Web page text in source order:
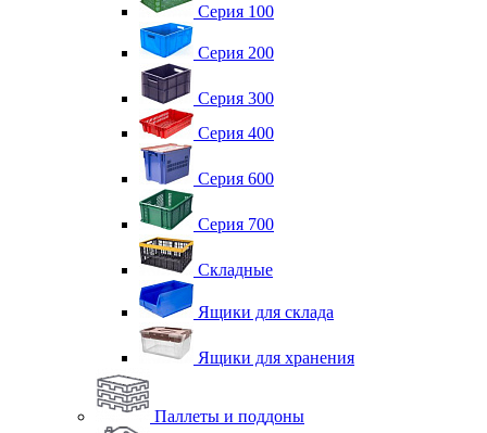
Серия 100
Серия 200
Серия 300
Серия 400
Серия 600
Серия 700
Складные
Ящики для склада
Ящики для хранения
Паллеты и поддоны